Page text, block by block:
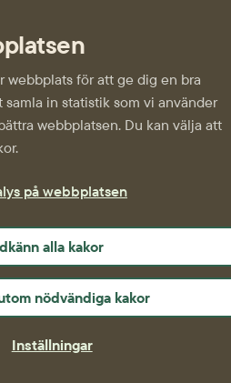
webbplats för att ge dig en bra
in statistik som vi använder
webbplatsen. Du kan välja att
på webbplatsen
alla kakor
nödvändiga kakor
Inställningar